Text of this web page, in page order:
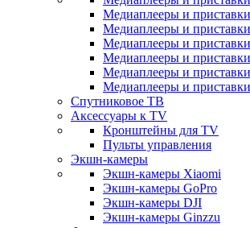
Медиаплееры и
Медиаплееры и
Медиаплееры и
Медиаплееры и
Медиаплееры и
Медиаплееры и
Спутниковое ТВ
Аксессуары к TV
Кронштейны для TV
Пульты управления
Экшн-камеры
Экшн-камеры Xiaomi
Экшн-камеры GoPro
Экшн-камеры DJI
Экшн-камеры Ginzzu